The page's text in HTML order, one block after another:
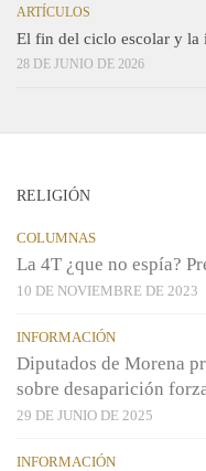
ARTÍCULOS
El fin del ciclo escolar y la
28 DE JUNIO DE 2026
RELIGIÓN
COLUMNAS
La 4T ¿que no espía?
10 DE NOVIEMBRE DE 2023
INFORMACIÓN
Diputados de Morena
sobre desaparición
29 DE JUNIO DE 2025
INFORMACIÓN